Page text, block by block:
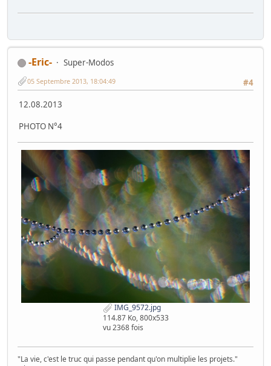
-Eric-
Super-Modos
#4
05 Septembre 2013, 18:04:49
12.08.2013
PHOTO N°4
IMG_9572.jpg
114.87 Ko, 800x533
vu 2368 fois
"La vie, c'est le truc qui passe pendant qu'on multiplie les projets."